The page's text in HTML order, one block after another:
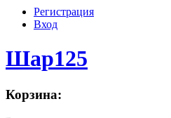
Регистрация
Вход
Шар125
Корзина: